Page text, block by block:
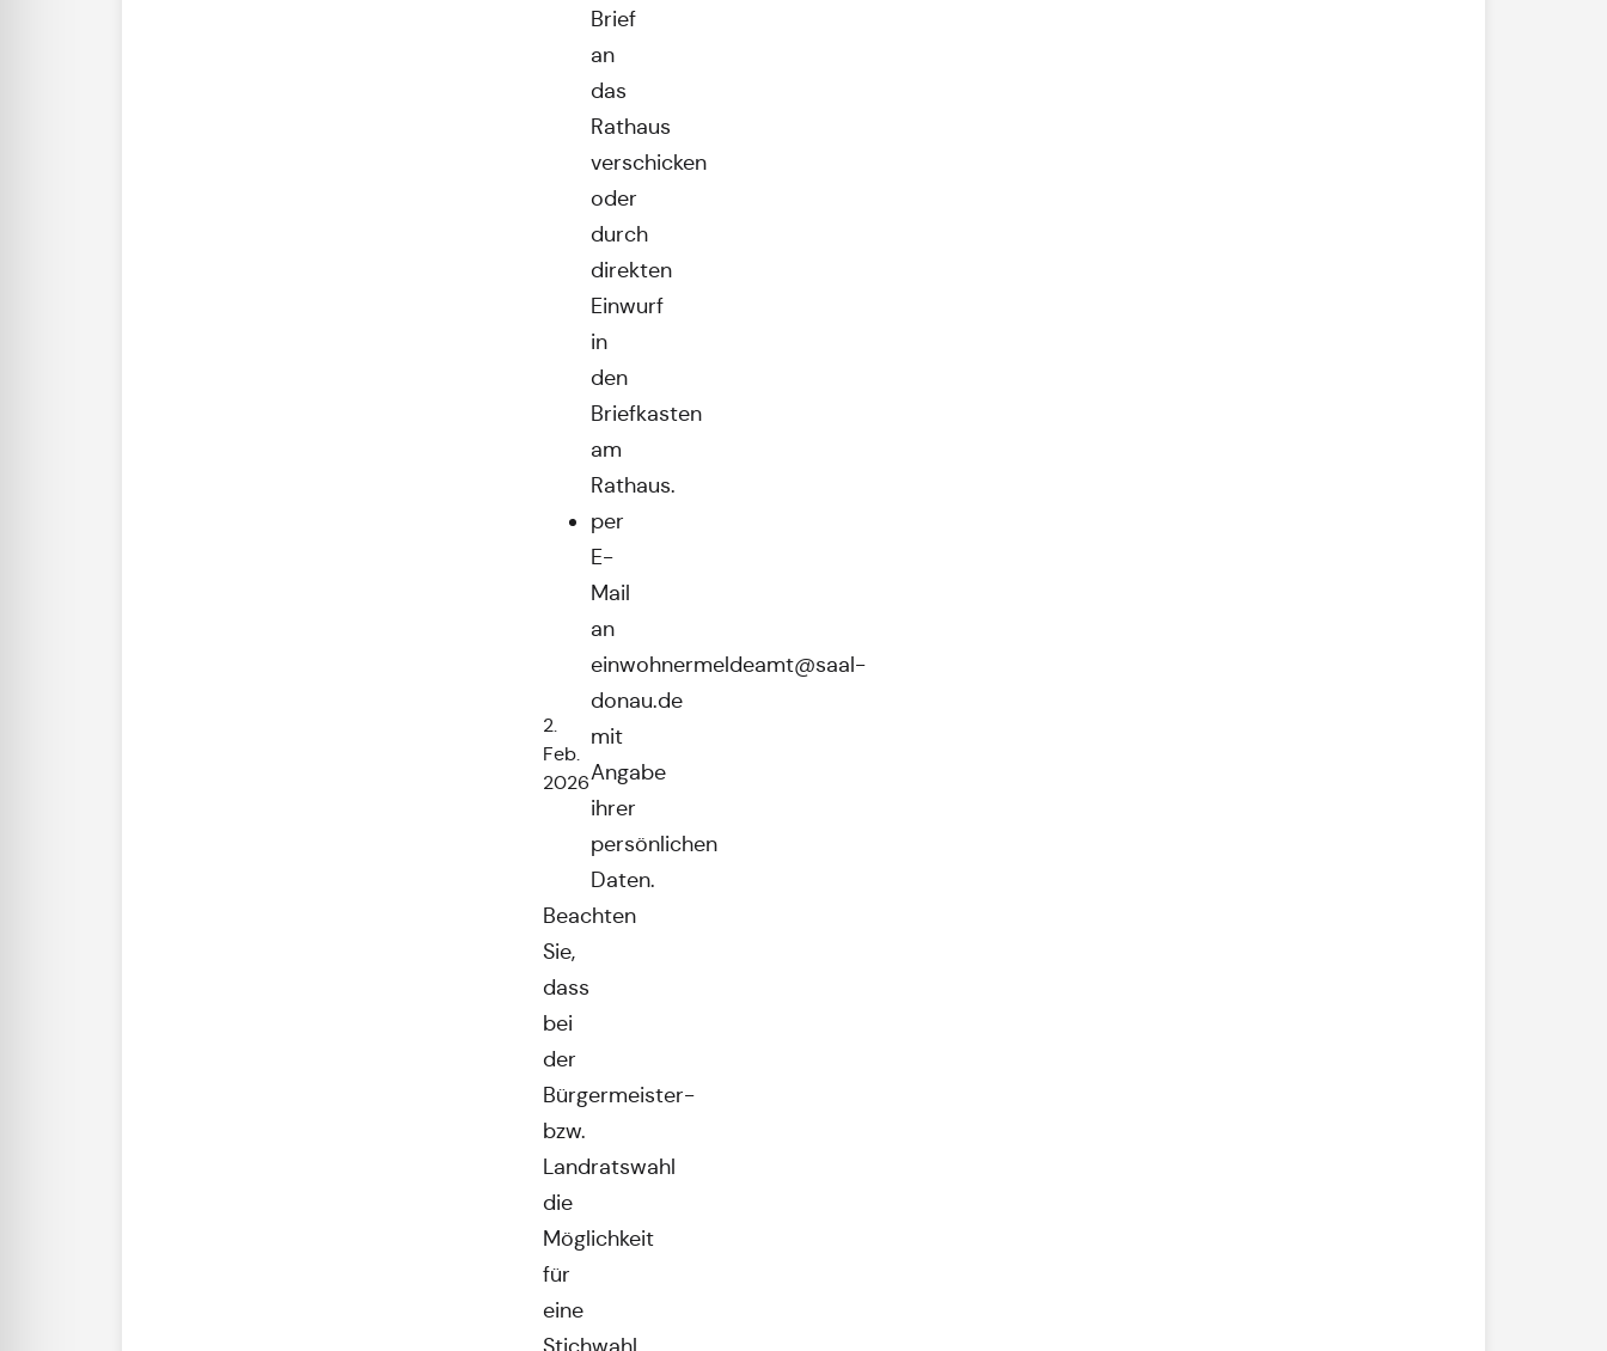
2.
Feb.
2026
Brief
an
das
Rathaus
verschicken
oder
durch
direkten
Einwurf
in
den
Briefkasten
am
Rathaus.
per
E-
Mail
an
einwohnermeldeamt@saal-
donau.de
mit
Angabe
ihrer
persönlichen
Daten.
Beachten
Sie,
dass
bei
der
Bürgermeister-
bzw.
Landratswahl
die
Möglichkeit
für
eine